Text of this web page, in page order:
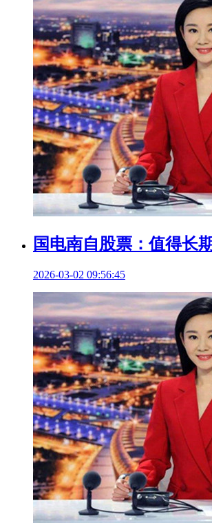
国电南自股票：值得长
2026-03-02 09:56:45